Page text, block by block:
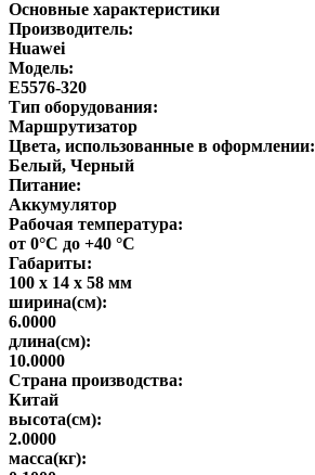
Основные характеристики
Производитель:
Huawei
Модель:
E5576-320
Тип оборудования:
Маршрутизатор
Цвета, использованные в оформлении:
Белый, Черный
Питание:
Аккумулятор
Рабочая температура:
от 0°C до +40 °C
Габариты:
100 x 14 x 58 мм
ширина(см):
6.0000
длина(см):
10.0000
Страна производства:
Китай
высота(см):
2.0000
масса(кг):